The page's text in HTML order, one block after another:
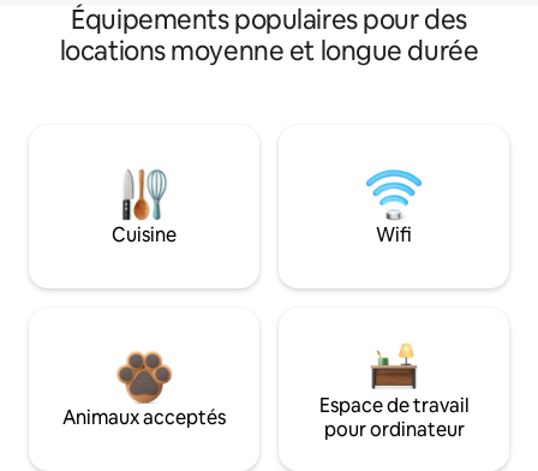
Équipements populaires pour des
locations moyenne et longue durée
Cuisine Wifi
Animaux acceptés
Espace de travail
pour ordinateur